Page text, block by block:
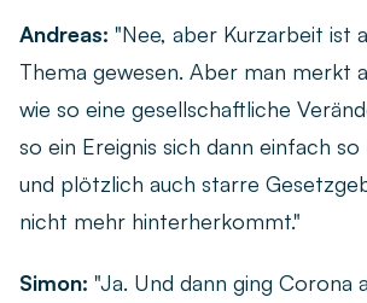
Andreas: "Nee, aber Kurzarbeit ist
Thema gewesen. Aber man merkt
wie so eine gesellschaftliche
so ein Ereignis sich dann einfach so
und plötzlich auch starre
nicht mehr hinterherkommt."
Simon: "Ja. Und dann ging Corona